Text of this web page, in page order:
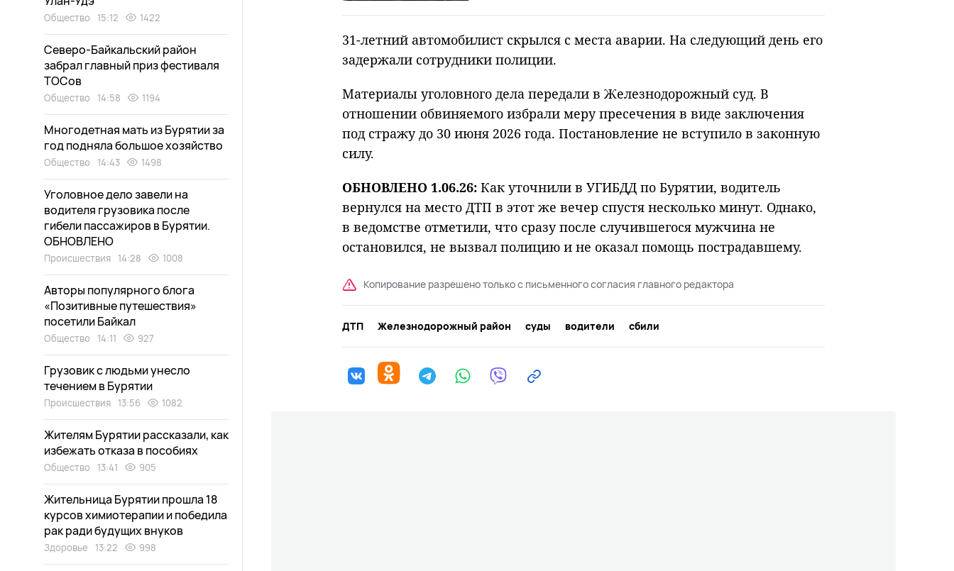
31-летний автомобилист скрылся с места аварии. На следующий день его
задержали сотрудники полиции.
Материалы уголовного дела передали в Железнодорожный суд. В
отношении обвиняемого избрали меру пресечения в виде заключения
под стражу до 30 июня 2026 года. Постановление не вступило в законную
силу.
ОБНОВЛЕНО 1.06.26: Как уточнили в УГИБДД по Бурятии, водитель
вернулся на место ДТП в этот же вечер спустя несколько минут. Однако,
в ведомстве отметили, что сразу после случившегося мужчина не
остановился, не вызвал полицию и не оказал помощь пострадавшему.
Копирование разрешено только с письменного согласия главного редактора
ДТП Железнодорожный район суды водители сбили
Общество 15:12 1422
Северо-Байкальский район
забрал главный приз фестиваля
ТОСов
Общество 14:58 1194
Многодетная мать из Бурятии за
год подняла большое хозяйство
Общество 14:43 1498
Уголовное дело завели на
водителя грузовика после
гибели пассажиров в Бурятии.
ОБНОВЛЕНО
Происшествия 14:28 1008
Авторы популярного блога
«Позитивные путешествия»
посетили Байкал
Общество 14:11 927
Грузовик с людьми унесло
течением в Бурятии
Происшествия 13:56 1082
Жителям Бурятии рассказали, как
избежать отказа в пособиях
Общество 13:41 905
Жительница Бурятии прошла 18
курсов химиотерапии и победила
рак ради будущих внуков
Здоровье 13:22 998